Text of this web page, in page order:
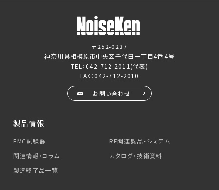
〒252-0237
神奈川県相模原市中央区千代田一丁目4番4号
TEL：042-712-2011 (代表)
FAX：042-712-2010
お問い合わせ
製品情報
EMC試験器
RF関連製品・システム
関連情報・コラム
カタログ・技術資料
製造終了品一覧